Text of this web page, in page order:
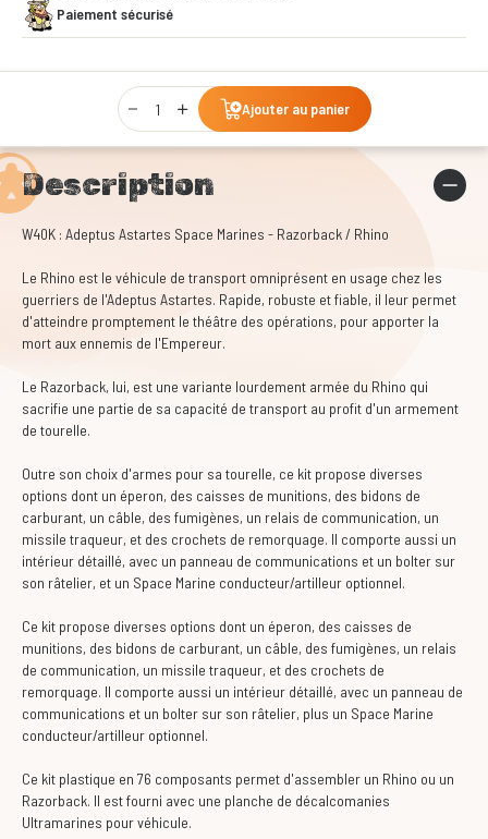
Paiement sécurisé
Qty
Ajouter au panier
Description
W40K : Adeptus Astartes Space Marines - Razorback / Rhino
Le Rhino est le véhicule de transport omniprésent en usage chez les
guerriers de l'Adeptus Astartes. Rapide, robuste et fiable, il leur permet
d'atteindre promptement le théâtre des opérations, pour apporter la
mort aux ennemis de l'Empereur.
Le Razorback, lui, est une variante lourdement armée du Rhino qui
sacrifie une partie de sa capacité de transport au profit d'un armement
de tourelle.
Outre son choix d'armes pour sa tourelle, ce kit propose diverses
options dont un éperon, des caisses de munitions, des bidons de
carburant, un câble, des fumigènes, un relais de communication, un
missile traqueur, et des crochets de remorquage. Il comporte aussi un
intérieur détaillé, avec un panneau de communications et un bolter sur
son râtelier, et un Space Marine conducteur/artilleur optionnel.
Ce kit propose diverses options dont un éperon, des caisses de
munitions, des bidons de carburant, un câble, des fumigènes, un relais
de communication, un missile traqueur, et des crochets de
remorquage. Il comporte aussi un intérieur détaillé, avec un panneau de
communications et un bolter sur son râtelier, plus un Space Marine
conducteur/artilleur optionnel.
Ce kit plastique en 76 composants permet d'assembler un Rhino ou un
Razorback. Il est fourni avec une planche de décalcomanies
Ultramarines pour véhicule.